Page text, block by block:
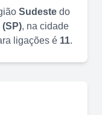
Sudestedo
(SP), na cidade
ligações é 11.